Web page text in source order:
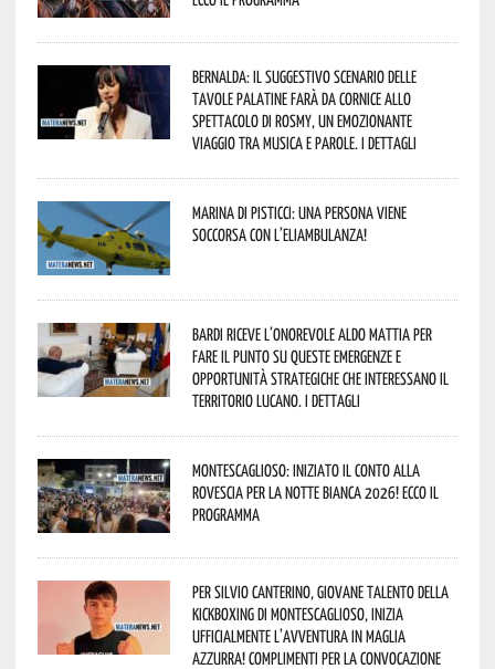
Bernalda: il suggestivo scenario delle
Tavole Palatine farà da cornice allo
spettacolo di Rosmy, un emozionante
viaggio tra musica e parole. I dettagli
Marina di Pisticci: una persona viene
soccorsa con l’eliambulanza!
Bardi riceve l’onorevole Aldo Mattia per
fare il punto su queste emergenze e
opportunità strategiche che interessano il
territorio lucano. I dettagli
Montescaglioso: iniziato il conto alla
rovescia per la Notte Bianca 2026! Ecco il
programma
Per Silvio Canterino, giovane talento della
kickboxing di Montescaglioso, inizia
ufficialmente l’avventura in maglia
azzurra! Complimenti per la convocazione